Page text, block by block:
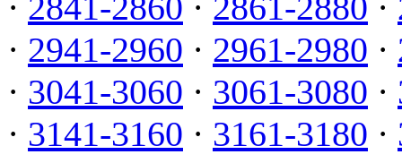
· 2941-2960 · 2961-2980 ·
· 3041-3060 · 3061-3080 ·
· 3141-3160 · 3161-3180 ·